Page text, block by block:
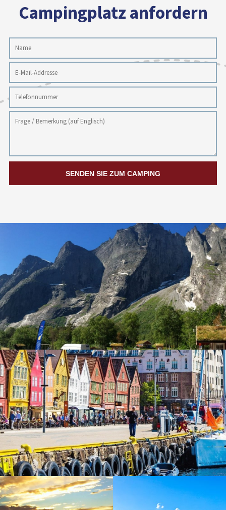
Campingplatz anfordern
SENDEN SIE ZUM CAMPING